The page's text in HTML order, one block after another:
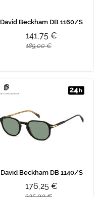
David Beckham DB 1160/S
141,75 €
189,00 €
David Beckham DB 1140/S
176,25 €